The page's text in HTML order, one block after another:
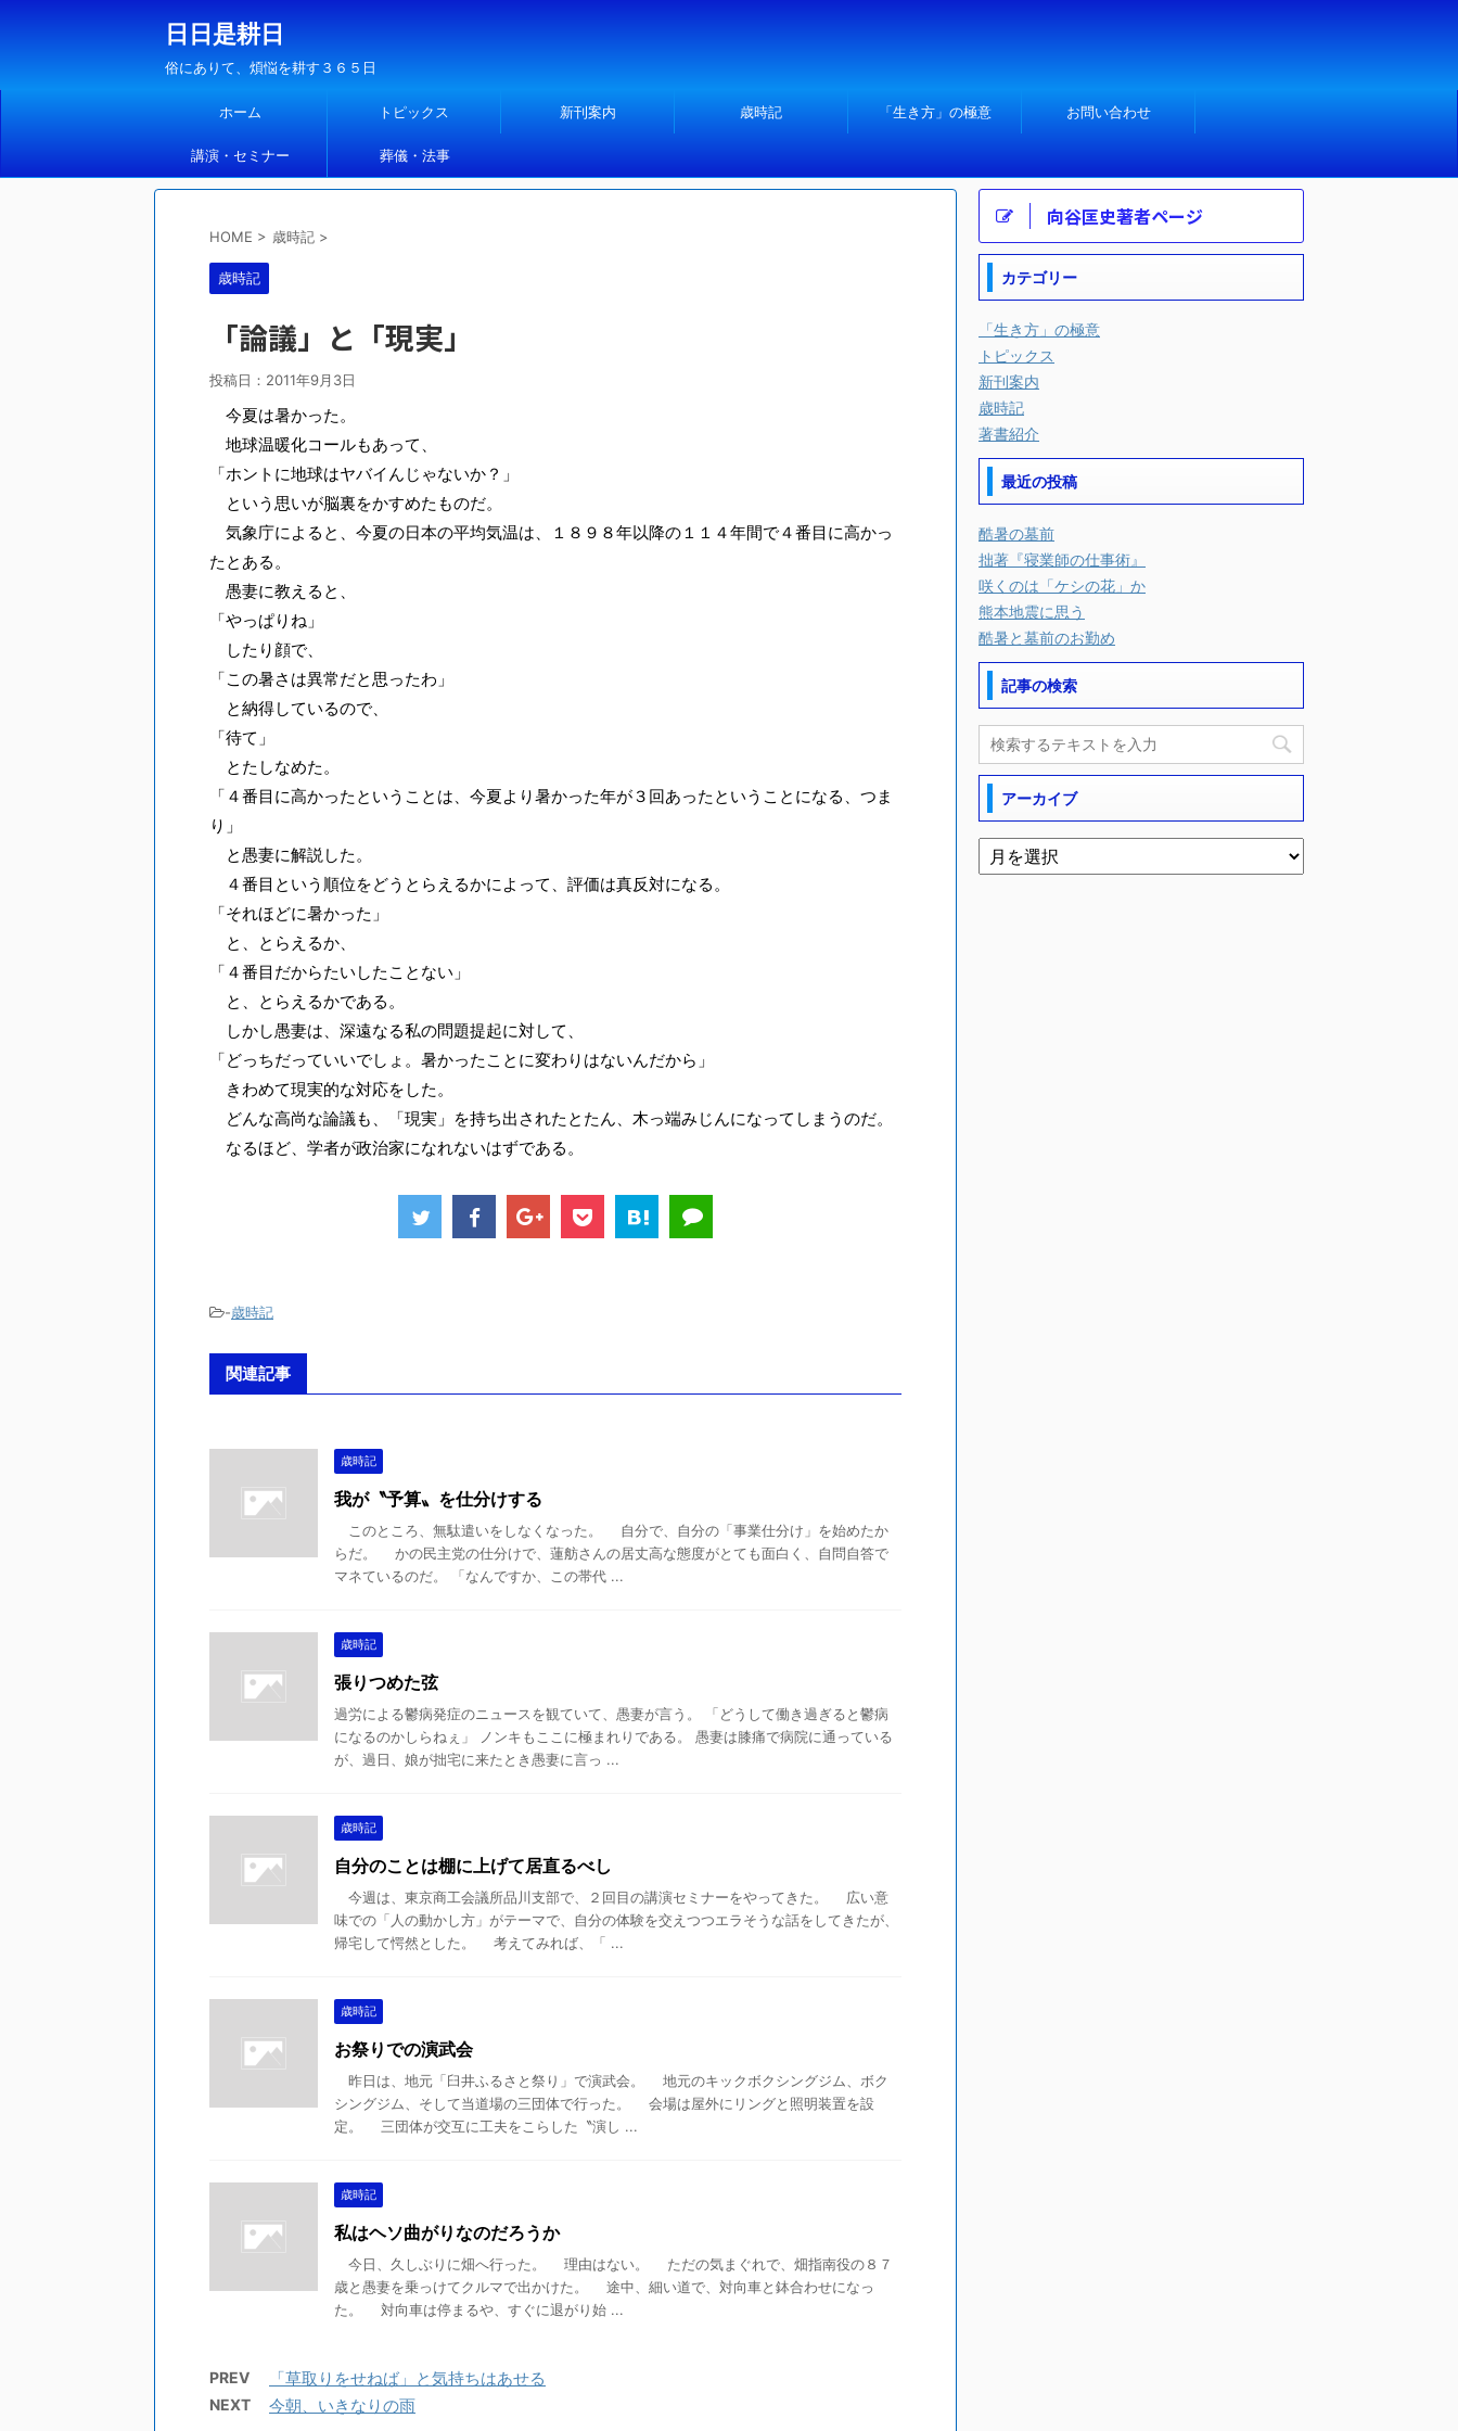
日日是耕日
俗にありて、煩悩を耕す３６５日
ホーム トピックス 新刊案内 歳時記 「生き方」の極意 お問い合わせ
講演・セミナー 葬儀・法事
HOME > 歳時記 >
歳時記
「論議」と「現実」
投稿日： 2011年9月3日
今夏は暑かった。
地球温暖化コールもあって、
「ホントに地球はヤバイんじゃないか？」
という思いが脳裏をかすめたものだ。
気象庁によると、今夏の日本の平均気温は、１８９８年以降の１１４年間で４番目に高かっ
たとある。
愚妻に教えると、
「やっぱりね」
したり顔で、
「この暑さは異常だと思ったわ」
と納得しているので、
「待て」
とたしなめた。
「４番目に高かったということは、今夏より暑かった年が３回あったということになる、つま
り」
と愚妻に解説した。
４番目という順位をどうとらえるかによって、評価は真反対になる。
「それほどに暑かった」
と、とらえるか、
「４番目だからたいしたことない」
と、とらえるかである。
しかし愚妻は、深遠なる私の問題提起に対して、
「どっちだっていいでしょ。暑かったことに変わりはないんだから」
きわめて現実的な対応をした。
どんな高尚な論議も、「現実」を持ち出されたとたん、木っ端みじんになってしまうのだ。
なるほど、学者が政治家になれないはずである。
-歳時記
関連記事
歳時記
我が〝予算〟を仕分けする
このところ、無駄遣いをしなくなった。 自分で、自分の「事業仕分け」を始めたか
らだ。 かの民主党の仕分けで、蓮舫さんの居丈高な態度がとても面白く、自問自答で
マネているのだ。 「なんですか、この帯代 ...
歳時記
張りつめた弦
過労による鬱病発症のニュースを観ていて、愚妻が言う。 「どうして働き過ぎると鬱病
になるのかしらねぇ」 ノンキもここに極まれりである。 愚妻は膝痛で病院に通っている
が、過日、娘が拙宅に来たとき愚妻に言っ ...
歳時記
自分のことは棚に上げて居直るべし
今週は、東京商工会議所品川支部で、２回目の講演セミナーをやってきた。 広い意
味での「人の動かし方」がテーマで、自分の体験を交えつつエラそうな話をしてきたが、
帰宅して愕然とした。 考えてみれば、「 ...
歳時記
お祭りでの演武会
昨日は、地元「臼井ふるさと祭り」で演武会。 地元のキックボクシングジム、ボク
シングジム、そして当道場の三団体で行った。 会場は屋外にリングと照明装置を設
定。 三団体が交互に工夫をこらした〝演し ...
歳時記
私はヘソ曲がりなのだろうか
今日、久しぶりに畑へ行った。 理由はない。 ただの気まぐれで、畑指南役の８７
歳と愚妻を乗っけてクルマで出かけた。 途中、細い道で、対向車と鉢合わせになっ
た。 対向車は停まるや、すぐに退がり始 ...
PREV 「草取りをせねば」と気持ちはあせる
NEXT 今朝、いきなりの雨
向谷匡史著者ページ
カテゴリー
「生き方」の極意
トピックス
新刊案内
歳時記
著書紹介
最近の投稿
酷暑の墓前
拙著『寝業師の仕事術』
咲くのは「ケシの花」か
熊本地震に思う
酷暑と墓前のお勤め
記事の検索
アーカイブ